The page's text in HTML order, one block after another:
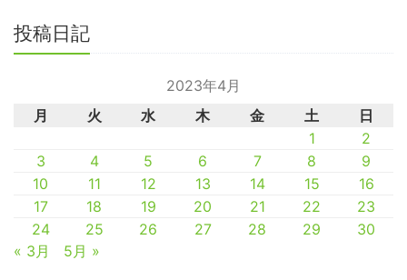
投稿日記
2023年4月
月
火 水 木 金 土
日
1
2
3
4 5 6 7 8
9
10
11 12 13 14 15
16
17
18 19 20 21 22
23
24
25 26 27 28 29
30
« 3月
5月 »